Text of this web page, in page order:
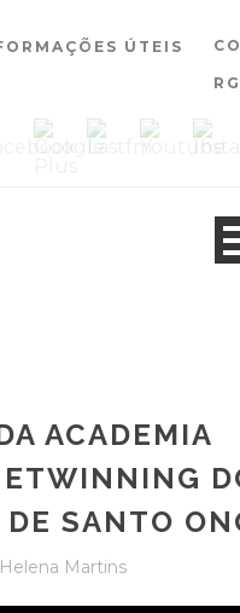
ÚTEIS
ACADEMIA
SANTO
Helena Martins